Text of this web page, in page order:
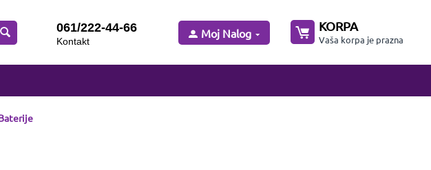
061/222-44-66
Kontakt
Moj Nalog KORPA
Vaša korpa je prazna